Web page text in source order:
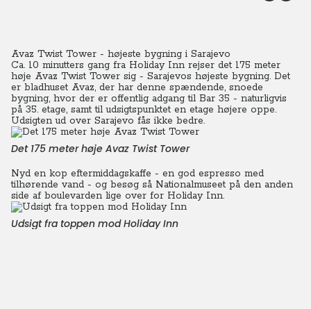
Avaz Twist Tower - højeste bygning i Sarajevo
Ca. 10 minutters gang fra Holiday Inn rejser det 175 meter
høje Avaz Twist Tower sig - Sarajevos højeste bygning. Det
er bladhuset Avaz, der har denne spændende, snoede
bygning, hvor der er offentlig adgang til Bar 35 - naturligvis
på 35. etage, samt til udsigtspunktet en etage højere oppe.
Udsigten ud over Sarajevo fås ikke bedre.
Det 175 meter høje Avaz Twist Tower
Nyd en kop eftermiddagskaffe - en god espresso med
tilhørende vand - og besøg så Nationalmuseet på den anden
side af boulevarden lige over for Holiday Inn.
Udsigt fra toppen mod Holiday Inn